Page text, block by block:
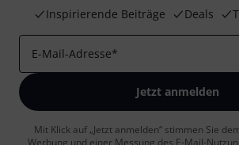
Inspirierende Beiträge
Deals
E-Mail-Adresse*
Jetzt anmelden
Mit Klick auf „Jetzt anmelden“ stimmen Sie
Werbung und einer Messung des E-Mail-